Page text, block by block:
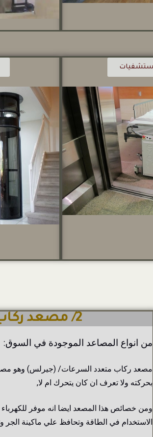
2/ مصعد ركاب جيرلس
من انواع المصاعد الموجودة في السوق:
مصعد ركاب متعدد السرعات/ (جيرلس) وهو
بحركته ولا تعرف ان كان يتحرك ام لا,
ومن خصائص هذا المصعد ايضا انه موفر
الاستخدام في الطاقة وتحافظ علي ماكينة